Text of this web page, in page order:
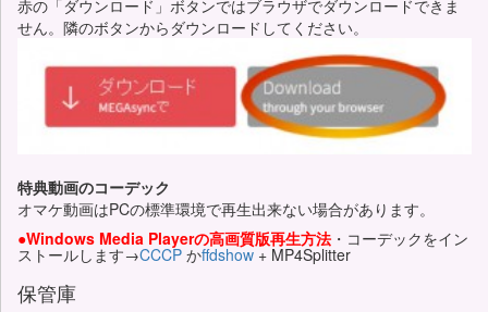
赤の「ダウンロード」ボタンではブラウザでダウンロードできま
せん。隣のボタンからダウンロードしてください。
特典動画のコーデック
オマケ動画はPCの標準環境で再生出来ない場合があります。
●Windows Media Playerの高画質版再生方法 ・コーデックをイン
ストールします→CCCP かffdshow + MP4Splitter
保管庫